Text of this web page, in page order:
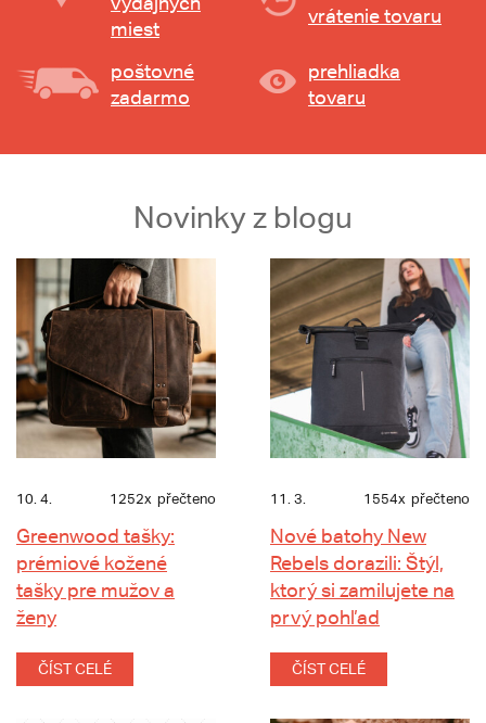
miest
vrátenie tovaru
poštovné
zadarmo
prehliadka
tovaru
Novinky z blogu
10. 4. 1252x přečteno
Greenwood tašky:
prémiové kožené
tašky pre mužov a
ženy
ČÍST CELÉ
11. 3. 1554x přečteno
Nové batohy New
Rebels dorazili: Štýl,
ktorý si zamilujete na
prvý pohľad
ČÍST CELÉ